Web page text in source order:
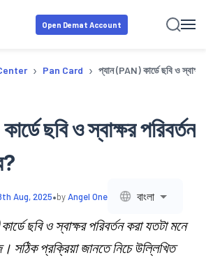
Open Demat Account
› Pan Card › প্যান (PAN) কার্ডে ছবি ও
ছবি ও স্বাক্ষর পরিবর্তন
Aug, 2025•byAngel One বাংলা
ছবি ও স্বাক্ষর পরিবর্তন করা যতটা মনে
সঠিক প্রক্রিয়া জানতে নিচে উল্লিখিত